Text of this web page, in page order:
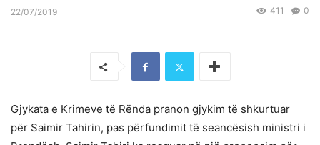
22/07/2019 0
411
Gjykata e Krimeve të Rënda pranon gjykim të shkurtuar
për Saimir Tahirin, pas përfundimit të seancësish ministri i